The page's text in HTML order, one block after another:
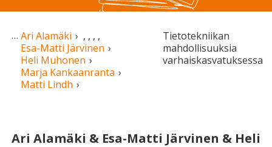
Ari Alamäki
,
Esa-Matti Järvinen
,
Heli Muhonen
,
Marja Kankaanranta
,
Matti Lindh
Tietotekniikan
mahdollisuuksia
varhaiskasvatuksessa
Ari Alamäki & Esa-Matti Järvinen & Heli